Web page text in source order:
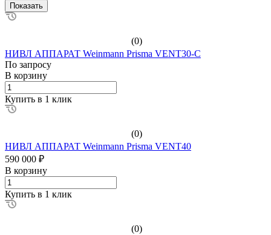
(0)
НИВЛ АППАРАТ Weinmann Prisma VENT30-C
По запросу
В корзину
Купить в 1 клик
(0)
НИВЛ АППАРАТ Weinmann Prisma VENT40
590 000 ₽
В корзину
Купить в 1 клик
(0)